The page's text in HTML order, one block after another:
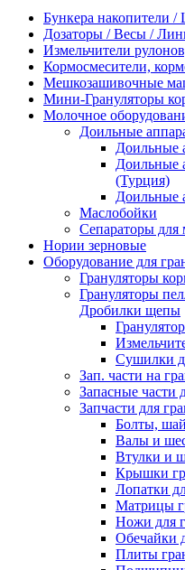
Бункера накопители
Дозаторы / Весы /
Измельчители
Кормосмесители,
Мешкозашивочные
Мини-Грануляторы
Молочное
Доильные
Доильные
Доильные
(Турция)
Доильные
Маслобойки
Сепараторы для
Нории зерновые
Оборудование для
Грануляторы
Грануляторы
Дробилки щепы
Сушилки
Зап. части на
Запасные части
Запчасти для
Болты,
Валы и
Втулки и
Крышки
Лопатки
Матрицы
Ножи для
Обечайки
Плиты